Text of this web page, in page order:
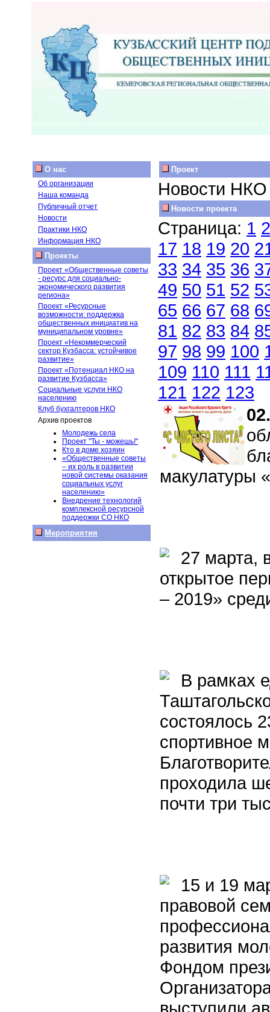
О нас
Об организации
Наша команда
Публичный отчет
Новости
Практики НКО
Информация НКО
Проекты
Проект «Общественные советы
- ресурс для социально-
экономического развития
региона»
Проект «Ресурсные
возможности: поддержка
общественных инициатив на
муниципальном уровне»
Проект «Некоммерческий
сектор Кузбасса: устойчивое
развитие»
Проект «Потенциал НКО на
развитие Кузбасса»
Социальные услуги НКО
населению
Клуб бухгалтеров НКО
Архив проектов
Молодежь села
Проект "Ты - можешь!"
Кто в доме хозяин
«Общественные советы
– их роль в развитии
новой системы оказания
социальных услуг
населению»
Внедрение технологий
комплексной ресурсной
поддержки СО НКО
Мероприятия
Проект
Новости НКО
Новости проекта
Страница: 1 2
17 18 19 20
33 34 35 36
49 50 51 52
65 66 67 68
81 82 83 84
97 98 99 100
109 110 111
121 122 123
макулатуры
27 марта,
открытое
– 2019»
В рамках
состоялось
спортивное
проходила
почти три
15 и 19
правовой
развития
Фондом